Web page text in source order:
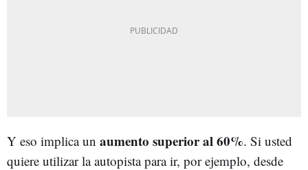
Y eso implica un aumento superior al 60%. Si usted
quiere utilizar la autopista para ir, por ejemplo, desde